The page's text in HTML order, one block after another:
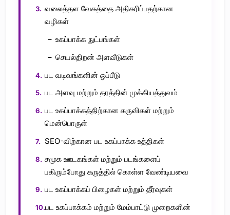
வலைத்தள வேகத்தை அதிகரிப்பதற்கான
வழிகள்
உகப்பாக்க நுட்பங்கள்
செயல்திறன் அளவீடுகள்
பட வடிவங்களின் ஒப்பீடு
பட அளவு மற்றும் தரத்தின் முக்கியத்துவம்
பட உகப்பாக்கத்திற்கான கருவிகள் மற்றும்
மென்பொருள்
SEO-விற்கான பட உகப்பாக்க உத்திகள்
சமூக ஊடகங்கள் மற்றும் படங்களைப்
பகிரும்போது கருத்தில் கொள்ள வேண்டியவை
பட உகப்பாக்கப் பிழைகள் மற்றும் தீர்வுகள்
பட உகப்பாக்கம் மற்றும் மேம்பாட்டு முறைகளின்